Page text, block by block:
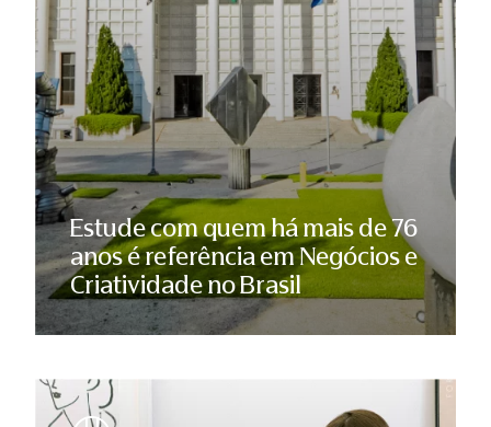
Estude com quem há mais de 76
anos é referência em Negócios e
Criatividade no Brasil